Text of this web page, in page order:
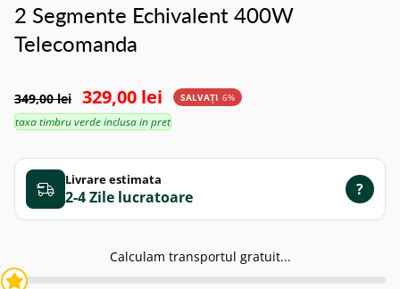
2 Segmente Echivalent 400W
Telecomanda
349,00 lei 329,00 lei SALVAȚI 6%
taxa timbru verde inclusa in pret
Livrare estimata
2-4 Zile ?
Calculam transportul gratuit...